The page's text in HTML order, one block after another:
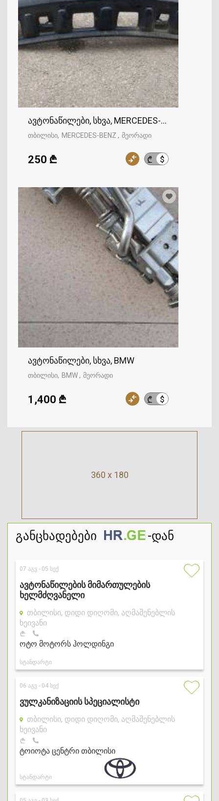
ავტონაწილები, სხვა, MERCEDES-BENZ
თბილისი MERCEDES-BENZ მეორადი
₾ $
250 ₾
ავტონაწილები, სხვა, BMW
თბილისი BMW მეორადი
₾ $
1,400 ₾
360 x 180